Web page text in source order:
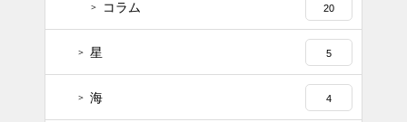
コラム 20
星 5
海 4